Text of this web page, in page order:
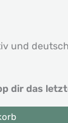
und
dir das